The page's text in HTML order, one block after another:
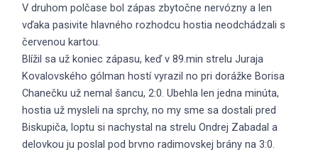
V druhom polčase bol zápas zbytočne nervózny a len
vďaka pasivite hlavného rozhodcu hostia neodchádzali s
červenou kartou.
Blížil sa už koniec zápasu, keď v 89.min strelu Juraja
Kovalovského gólman hostí vyrazil no pri dorážke Borisa
Chanečku už nemal šancu, 2:0. Ubehla len jedna minúta,
hostia už mysleli na sprchy, no my sme sa dostali pred
Biskupiča, loptu si nachystal na strelu Ondrej Zabadal a
delovkou ju poslal pod brvno radimovskej brány na 3:0.